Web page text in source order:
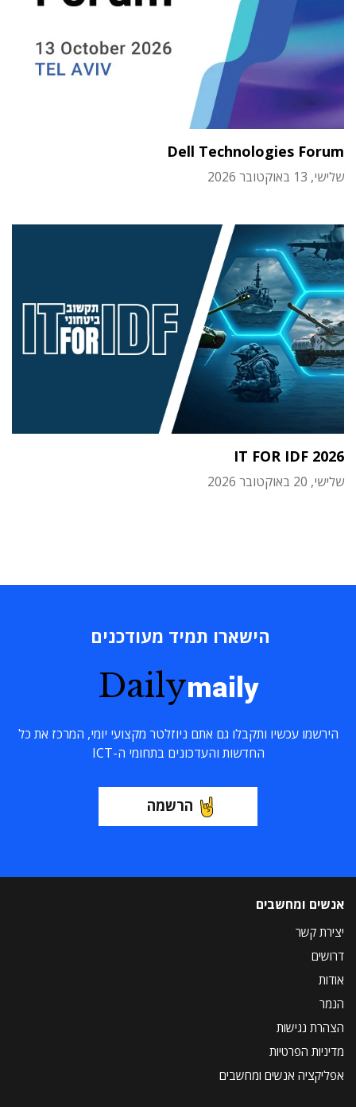
Dell Technologies Forum
שלישי, 13 באוקטובר 2026
IT FOR IDF 2026
שלישי, 20 באוקטובר 2026
הישארו תמיד מעודכנים
Dailymaily
הירשמו עכשיו ותקבלו גם אתם ניוזלטר מקצועי יומי, המרכז את כל
החדשות והעדכונים בתחומי ה-ICT
הרשמה
אנשים ומחשבים
יצירת קשר
דרושים
אודות
הנמר
הצהרת נגישות
מדיניות הפרטיות
אפליקציה אנשים ומחשבים